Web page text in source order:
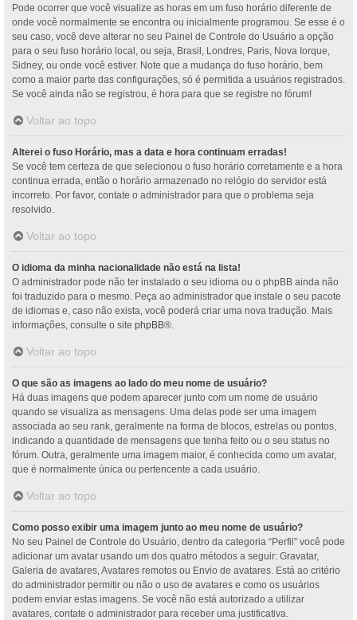
Pode ocorrer que você visualize as horas em um fuso horário diferente de
onde você normalmente se encontra ou inicialmente programou. Se esse é o
seu caso, você deve alterar no seu Painel de Controle do Usuário a opção
para o seu fuso horário local, ou seja, Brasil, Londres, Paris, Nova Iorque,
Sidney, ou onde você estiver. Note que a mudança do fuso horário, bem
como a maior parte das configurações, só é permitida a usuários registrados.
Se você ainda não se registrou, é hora para que se registre no fórum!
Voltar ao topo
Alterei o fuso Horário, mas a data e hora continuam erradas!
Se você tem certeza de que selecionou o fuso horário corretamente e a hora
continua errada, então o horário armazenado no relógio do servidor está
incorreto. Por favor, contate o administrador para que o problema seja
resolvido.
Voltar ao topo
O idioma da minha nacionalidade não está na lista!
O administrador pode não ter instalado o seu idioma ou o phpBB ainda não
foi traduzido para o mesmo. Peça ao administrador que instale o seu pacote
de idiomas e, caso não exista, você poderá criar uma nova tradução. Mais
informações, consulte o site phpBB®.
Voltar ao topo
O que são as imagens ao lado do meu nome de usuário?
Há duas imagens que podem aparecer junto com um nome de usuário
quando se visualiza as mensagens. Uma delas pode ser uma imagem
associada ao seu rank, geralmente na forma de blocos, estrelas ou pontos,
indicando a quantidade de mensagens que tenha feito ou o seu status no
fórum. Outra, geralmente uma imagem maior, é conhecida como um avatar,
que é normalmente única ou pertencente a cada usuário.
Voltar ao topo
Como posso exibir uma imagem junto ao meu nome de usuário?
No seu Painel de Controle do Usuário, dentro da categoria “Perfil” você pode
adicionar um avatar usando um dos quatro métodos a seguir: Gravatar,
Galeria de avatares, Avatares remotos ou Envio de avatares. Está ao critério
do administrador permitir ou não o uso de avatares e como os usuários
podem enviar estas imagens. Se você não está autorizado a utilizar
avatares, contate o administrador para receber uma justificativa.